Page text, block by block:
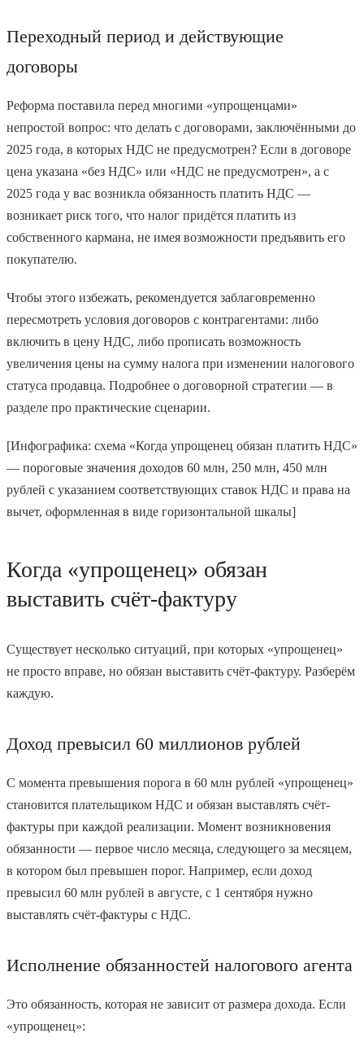
Переходный период и действующие
договоры
Реформа поставила перед многими «упрощенцами»
непростой вопрос: что делать с договорами, заключёнными до
2025 года, в которых НДС не предусмотрен? Если в договоре
цена указана «без НДС» или «НДС не предусмотрен», а с
2025 года у вас возникла обязанность платить НДС —
возникает риск того, что налог придётся платить из
собственного кармана, не имея возможности предъявить его
покупателю.
Чтобы этого избежать, рекомендуется заблаговременно
пересмотреть условия договоров с контрагентами: либо
включить в цену НДС, либо прописать возможность
увеличения цены на сумму налога при изменении налогового
статуса продавца. Подробнее о договорной стратегии — в
разделе про практические сценарии.
[Инфографика: схема «Когда упрощенец обязан платить НДС»
— пороговые значения доходов 60 млн, 250 млн, 450 млн
рублей с указанием соответствующих ставок НДС и права на
вычет, оформленная в виде горизонтальной шкалы]
Когда «упрощенец» обязан
выставить счёт-фактуру
Существует несколько ситуаций, при которых «упрощенец»
не просто вправе, но обязан выставить счёт-фактуру. Разберём
каждую.
Доход превысил 60 миллионов рублей
С момента превышения порога в 60 млн рублей «упрощенец»
становится плательщиком НДС и обязан выставлять счёт-
фактуры при каждой реализации. Момент возникновения
обязанности — первое число месяца, следующего за месяцем,
в котором был превышен порог. Например, если доход
превысил 60 млн рублей в августе, с 1 сентября нужно
выставлять счёт-фактуры с НДС.
Исполнение обязанностей налогового агента
Это обязанность, которая не зависит от размера дохода. Если
«упрощенец»: